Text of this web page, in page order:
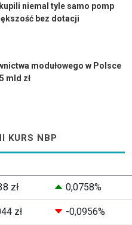
niemal tyle samo pomp
bez dotacji
modułowego w Polsce
mld zł
KURS NBP
zł 0,0758%
zł -0,0956%